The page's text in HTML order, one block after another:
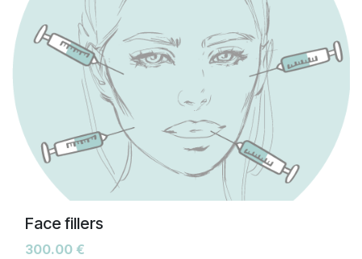
Face fillers
300.00 €